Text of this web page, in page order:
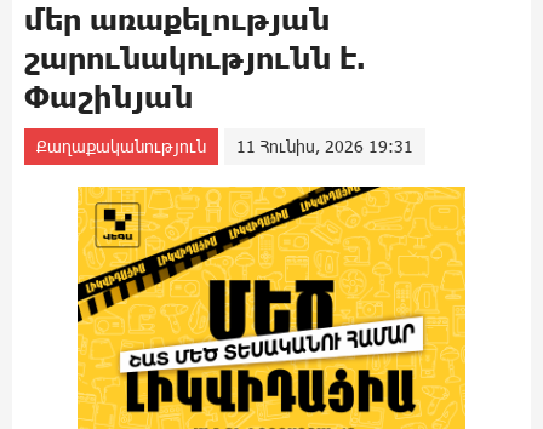
մեր առաքելության
շարունակությունն է.
Փաշինյան
Քաղաքականություն 11 Հունիս, 2026 19:31